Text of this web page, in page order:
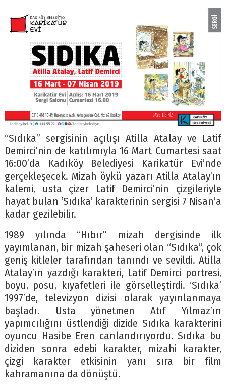
“Sıdıka” sergisinin açılışı Atilla Atalay ve Latif
Demirci’nin de katılımıyla 16 Mart Cumartesi saat
16:00’da Kadıköy Belediyesi Karikatür Evi’nde
gerçekleşecek. Mizah öykü yazarı Atilla Atalay’ın
kalemi, usta çizer Latif Demirci’nin çizgileriyle
hayat bulan ‘Sıdıka’ karakterinin sergisi 7 Nisan’a
kadar gezilebilir.
1989 yılında “Hıbır” mizah dergisinde ilk
yayımlanan, bir mizah şaheseri olan “Sıdıka”, çok
geniş kitleler tarafından tanındı ve sevildi. Atilla
Atalay’ın yazdığı karakteri, Latif Demirci portresi,
boyu, posu, kıyafetleri ile görselleştirdi. ‘Sıdıka’
1997’de, televizyon dizisi olarak yayınlanmaya
başladı. Usta yönetmen Atıf Yılmaz’ın
yapımcılığını üstlendiği dizide Sıdıka karakterini
oyuncu Hasibe Eren canlandırıyordu. Sıdıka bu
diziden sonra edebi karakter, mizahi karakter,
çizgi karakter etkisinin yanı sıra bir film
kahramanına da dönüştü.